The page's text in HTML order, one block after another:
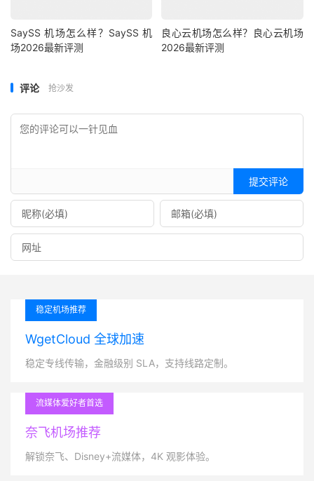
SaySS 机场怎么样？SaySS 机
场2026最新评测
良心云机场怎么样？良心云机场
2026最新评测
评论 抢沙发
提交评论
稳定机场推荐
WgetCloud 全球加速
稳定专线传输，金融级别 SLA，支持线路定制。
流媒体爱好者首选
奈飞机场推荐
解锁奈飞、Disney+流媒体，4K 观影体验。